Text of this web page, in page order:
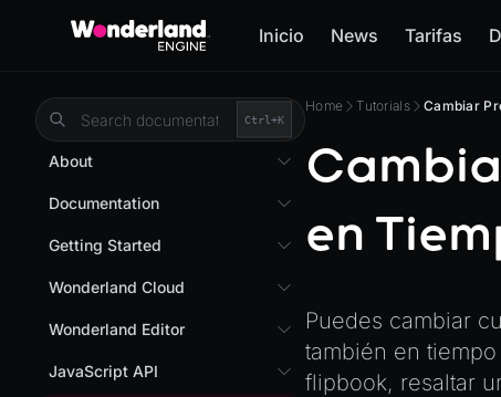
Inicio News Tarifas
Home Tutorials Cambiar
en
Puedes cambiar
también en
flipbook, resaltar
Ctrl+K
About
Overview
WebXR Development
Features
Documentation
Custom Shaders
Getting Started
Getting Started
Wonderland Cloud
Introduction
Wonderland Editor
Wonderland Editor
JavaScript API